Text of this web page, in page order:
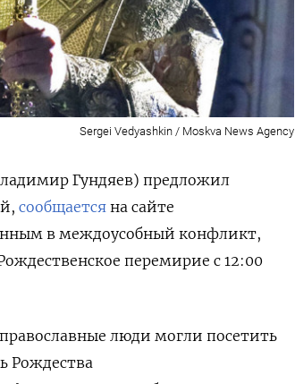
Sergei Vedyashkin / Moskva News Agency
Гундяев) предложил
сообщается на сайте
в междоусобный конфликт,
перемирие с 12:00
люди могли посетить
Рождества